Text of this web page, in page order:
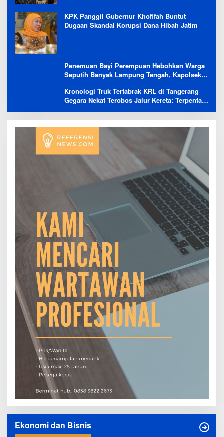
KPK Panggil Gubernur Khofifah Buntut
Dugaan Skandal Korupsi Dana Hibah Jatim
Penemuan Bayi Perempuan Hebohkan Warga
Seputih Banyak Lampung Tengah, Kapolsek:
Kronologi Truk Tertabrak KRL di Tangerang
Gegara Nekat Terobos Jalur Kereta: Terpental,
Ekonomi dan Bisnis